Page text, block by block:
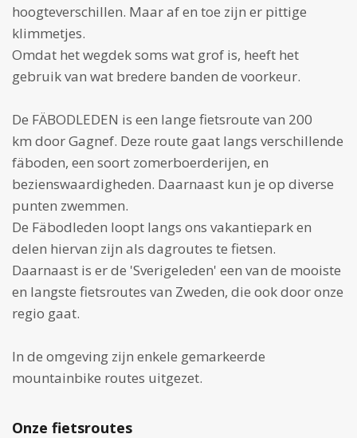
hoogteverschillen. Maar af en toe zijn er pittige
klimmetjes.
Omdat het wegdek soms wat grof is, heeft het
gebruik van wat bredere banden de voorkeur.
De FÄBODLEDEN is een lange fietsroute van 200
km door Gagnef. Deze route gaat langs verschillende
fäboden, een soort zomerboerderijen, en
bezienswaardigheden. Daarnaast kun je op diverse
punten zwemmen.
De Fäbodleden loopt langs ons vakantiepark en
delen hiervan zijn als dagroutes te fietsen.
Daarnaast is er de 'Sverigeleden' een van de mooiste
en langste fietsroutes van Zweden, die ook door onze
regio gaat.
In de omgeving zijn enkele gemarkeerde
mountainbike routes uitgezet.
Onze fietsroutes